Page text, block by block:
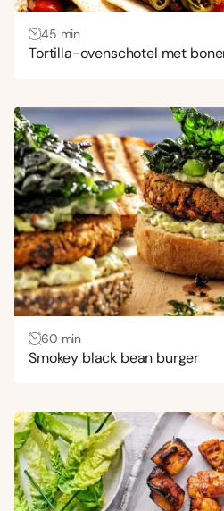
45 min
Tortilla-ovenschotel met
60 min
Smokey black bean burger